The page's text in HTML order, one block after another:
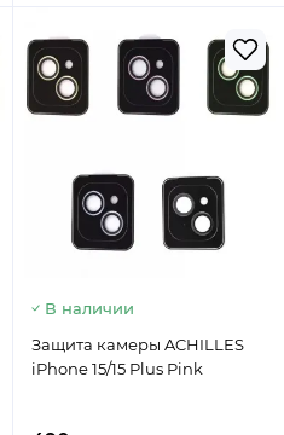
В наличии
Защита камеры ACHILLES
iPhone 15/15 Plus Pink